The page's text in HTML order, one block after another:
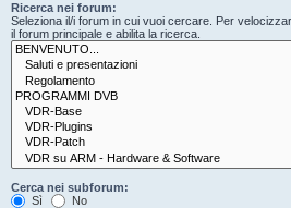
Ricerca nei forum:
Seleziona il/i forum in cui vuoi cercare. Per
il forum principale e abilita la ricerca.
Cerca nei subforum:
Sì
No